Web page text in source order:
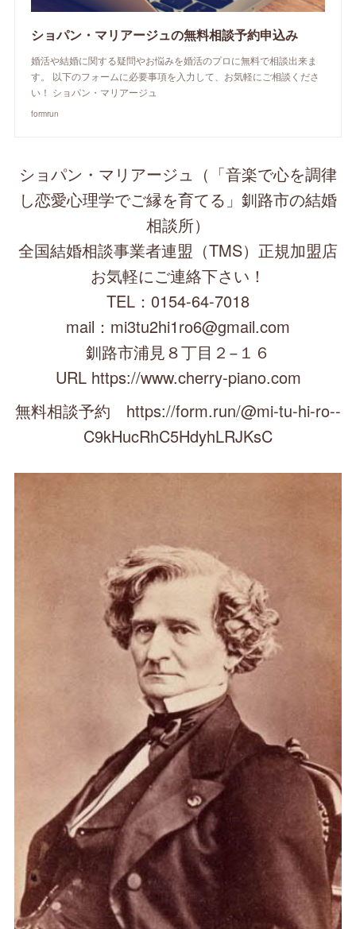
ショパン・マリアージュの無料相談予約申込み
婚活や結婚に関する疑問やお悩みを婚活のプロに無料で相談出来ま
す。 以下のフォームに必要事項を入力して、お気軽にご相談くださ
い！ ショパン・マリアージュ
formrun
ショパン・マリアージュ（「音楽で心を調律
し恋愛心理学でご縁を育てる」釧路市の結婚
相談所）
全国結婚相談事業者連盟（TMS）正規加盟店
お気軽にご連絡下さい！
TEL：0154-64-7018
mail：mi3tu2hi1ro6@gmail.com
釧路市浦見８丁目２−１６
URL https://www.cherry-piano.com
無料相談予約 https://form.run/@mi-tu-hi-ro--
C9kHucRhC5HdyhLRJKsC